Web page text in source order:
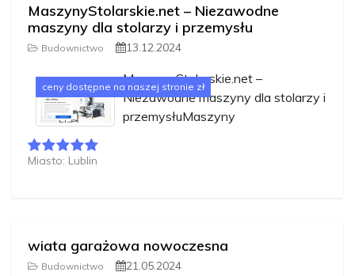
MaszynyStolarskie.net – Niezawodne
maszyny dla stolarzy i przemysłu
Budownictwo 13.12.2024
ceny dostępne na naszej stronie zł
MaszynyStolarskie.net –
Niezawodne maszyny dla stolarzy i
przemysłuMaszyny
Miasto: Lublin
wiata garażowa nowoczesna
Budownictwo 21.05.2024